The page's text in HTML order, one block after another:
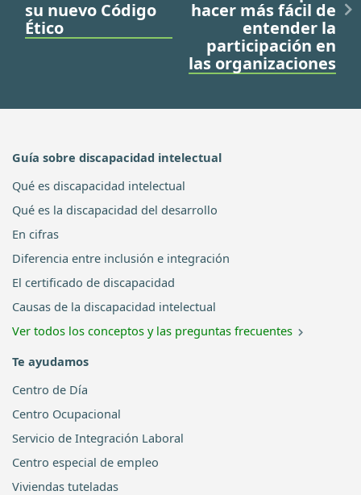
su nuevo Código
Ético
hacer más fácil de
entender la
participación en
las organizaciones
Guía sobre discapacidad intelectual
Qué es discapacidad intelectual
Qué es la discapacidad del desarrollo
En cifras
Diferencia entre inclusión e integración
El certificado de discapacidad
Causas de la discapacidad intelectual
Ver todos los conceptos y las preguntas frecuentes
Te ayudamos
Centro de Día
Centro Ocupacional
Servicio de Integración Laboral
Centro especial de empleo
Viviendas tuteladas